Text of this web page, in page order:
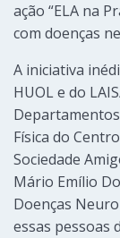
ação “ELA na
com doenças
A iniciativa
HUOL e do
Física do
Sociedade
Mário Emílio
Doenças
essas pessoas